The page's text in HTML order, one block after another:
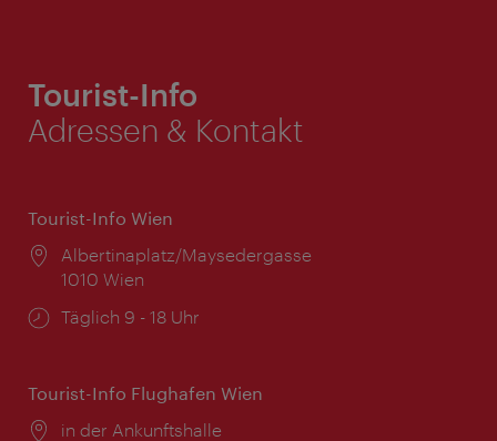
Tourist-Info
Adressen & Kontakt
Tourist-Info Wien
Ort:
Albertinaplatz/Maysedergasse
1010 Wien
Öffnungszeiten:
Täglich 9 - 18 Uhr
Tourist-Info Flughafen Wien
Ort:
in der Ankunftshalle